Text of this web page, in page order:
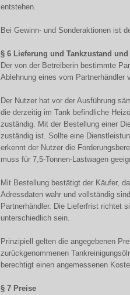
entstehen.
Bei Gewinn- und Sonderaktionen ist
§ 6 Lieferung und Tankzustand und
Der von der Betreiberin bestimmte
Ablehnung eines vom Partnerhändler
Der Nutzer hat vor der Ausführung
die derzeitig im Tank befindliche
zuständig. Mit der Bestellung einer
zuständig ist. Sollte eine
erkennt der Nutzer die
muss für 7,5-Tonnen-Lastwagen
Mit Bestellung bestätigt der Käufer,
Adressdaten wahr und vollständig
Partnerhändler. Die Lieferfrist richtet
unterschiedlich sein.
Prinzipiell gelten die angegebenen
zurückgenommenen
berechtigt einen angemessenen
§ 7 Preise